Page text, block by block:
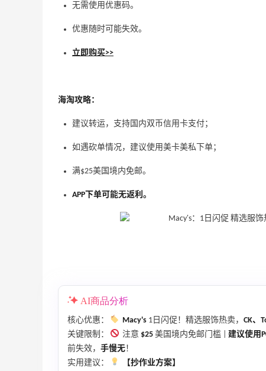
无需使用优惠码。
优惠随时可能失效。
立即购买>>
海淘攻略：
建议转运，支持国内双币信用卡支付；
如遇砍单情况，建议使用美卡美私下单；
满$25美国境内免邮。
APP下单可能无返利。
AI商品分析
核心优惠： Macy's 1日闪促！精选服饰热卖， CK、
关键限制：
注意 $25 美国境内免邮门槛 | 建议使用
前失效， 手慢无！
实用建议：
【抄作业方案】